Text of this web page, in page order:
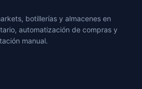
botillerías y almacenes en
automatización de compras y
manual.